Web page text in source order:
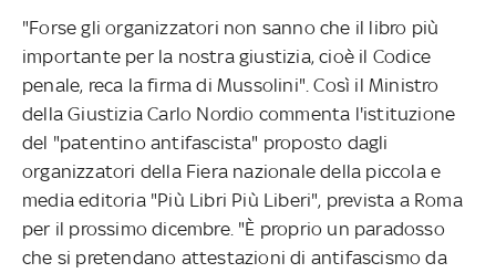
"Forse gli organizzatori non sanno che il libro più
importante per la nostra giustizia, cioè il Codice
penale, reca la firma di Mussolini". Così il Ministro
della Giustizia Carlo Nordio commenta l'istituzione
del "patentino antifascista" proposto dagli
organizzatori della Fiera nazionale della piccola e
media editoria "Più Libri Più Liberi", prevista a Roma
per il prossimo dicembre. "È proprio un paradosso
che si pretendano attestazioni di antifascismo da